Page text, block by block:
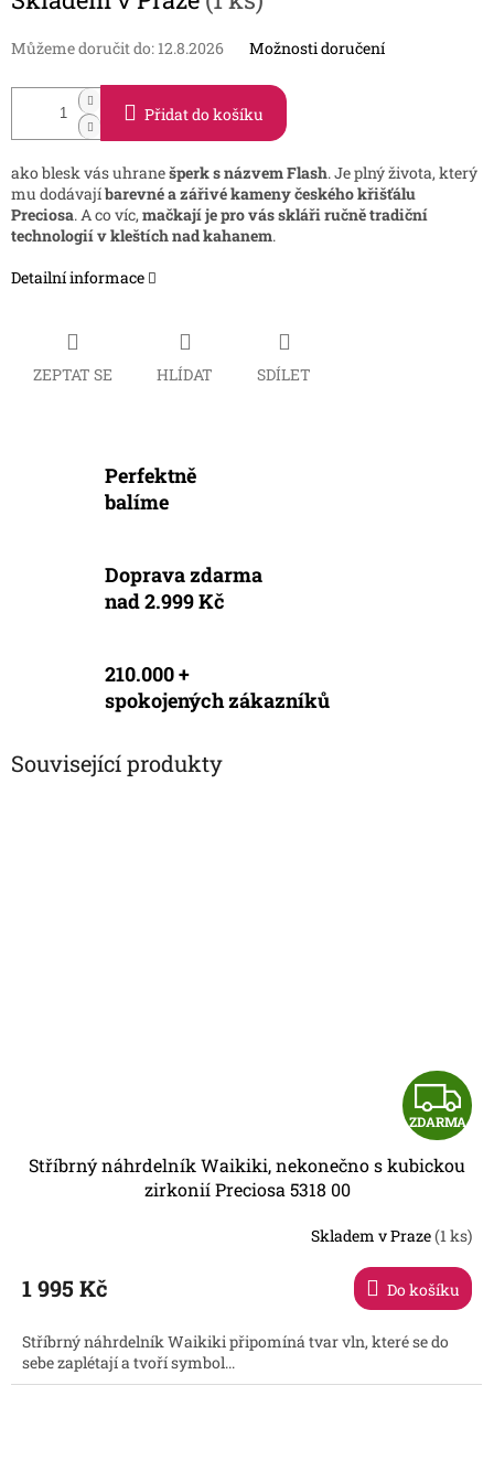
cena:
Můžeme doručit do: 12.8.2026 Možnosti doručení
Přidat do košíku
ako blesk vás uhranešperk s názvem Flash. Je plný života, který
mu dodávajíbarevné a zářivé kameny českého křišťálu
Preciosa. A co víc,mačkají je pro vás skláři ručně tradiční
technologií v kleštích nad kahanem.
Detailní informace
ZEPTAT SE HLÍDAT SDÍLET
Perfektně
balíme
Doprava zdarma
nad 2.999 Kč
210.000 +
spokojených zákazníků
Související produkty
Z
D
R
ZDARMA
Stříbrný náhrdelník Waikiki, nekonečno s kubickou
zirkonií Preciosa 5318 00
Skladem v Praze(1 ks)
1 995 Kč Do košíku
Stříbrný náhrdelník Waikiki připomíná tvar vln, které se do
sebe zaplétají a tvoří symbol...